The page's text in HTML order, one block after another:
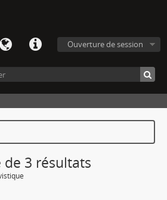
Ouverture de session
de 3 résultats